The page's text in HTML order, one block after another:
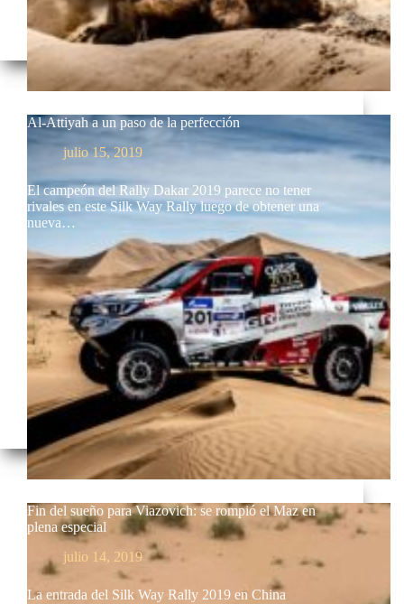
Al-Attiyah a un paso de la perfección
julio 15, 2019
El campeón del Rally Dakar 2019 parece no tener
rivales en este Silk Way Rally luego de obtener una
nueva…
Fin del sueño para Viazovich: se rompió el Maz en
plena especial
julio 14, 2019
La entrada del Silk Way Rally 2019 en China